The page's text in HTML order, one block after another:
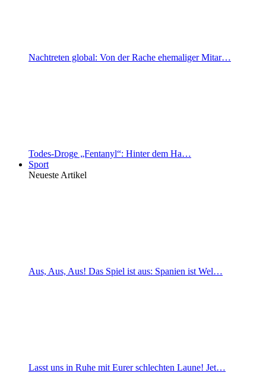
Nachtreten global: Von der Rache ehemaliger Mitar…
Todes-Droge „Fentanyl“: Hinter dem Ha…
Sport
Neueste Artikel
Aus, Aus, Aus! Das Spiel ist aus: Spanien ist Wel…
Lasst uns in Ruhe mit Eurer schlechten Laune! Jet…